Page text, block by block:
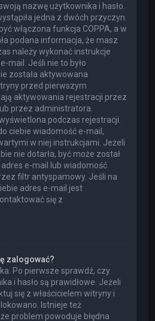
nazwę użytkownika i hasło.
jedna z dwóch przyczyn.
włączona funkcja COPPA, a w
podana informacja, że masz
należy wykonać instrukcje
mail. Jeśli nie to było
została aktywowana
przed pierwszym
aktywowania rejestracji przez
przez administratora.
podczas rejestracji.
ciebie wiadomość e-mail,
w niej instrukcjami. Jeżeli
nie dotarła, być może został
e-mail lub wiadomość
filtr antyspamowy. Jeśli na
adres e-mail jest
się z
zalogować?
Po pierwsze sprawdź, czy
i hasło są prawidłowe. Jeżeli
się z właścicielem witryny i
Istnieje też
problem powoduje błędna